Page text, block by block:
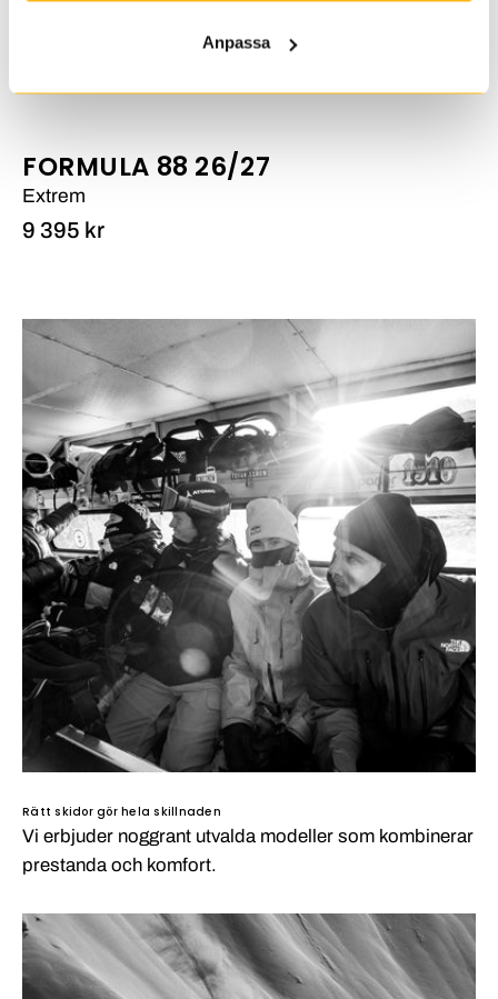
Anpassa
FORMULA 88 26/27
Extrem
9 395 kr
Rätt skidor gör hela skillnaden
Vi erbjuder noggrant utvalda modeller som kombinerar
prestanda och komfort.